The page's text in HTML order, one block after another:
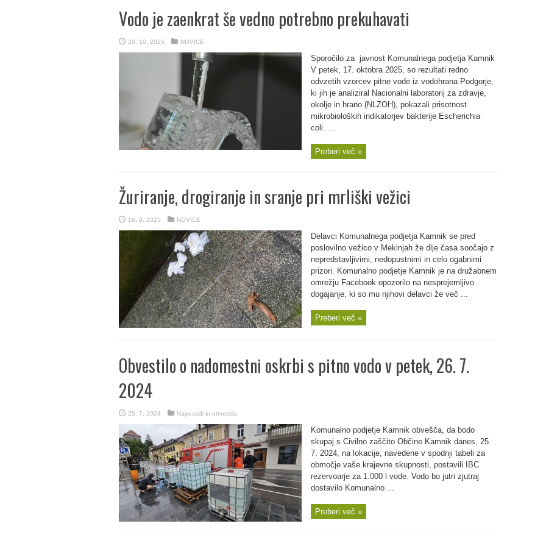
Vodo je zaenkrat še vedno potrebno prekuhavati
20. 10. 2025 NOVICE
Sporočilo za javnost Komunalnega podjetja Kamnik
V petek, 17. oktobra 2025, so rezultati redno
odvzetih vzorcev pitne vode iz vodohrana Podgorje,
ki jih je analiziral Nacionalni laboratorij za zdravje,
okolje in hrano (NLZOH), pokazali prisotnost
mikrobioloških indikatorjev bakterije Escherichia
coli. ...
Preberi več »
Žuriranje, drogiranje in sranje pri mrliški vežici
16. 9. 2025 NOVICE
Delavci Komunalnega podjetja Kamnik se pred
poslovilno vežico v Mekinjah že dlje časa soočajo z
nepredstavljivimi, nedopustnimi in celo ogabnimi
prizori. Komunalno podjetje Kamnik je na družabnem
omrežju Facebook opozorilo na nesprejemljivo
dogajanje, ki so mu njihovi delavci že več ...
Preberi več »
Obvestilo o nadomestni oskrbi s pitno vodo v petek, 26. 7.
2024
25. 7. 2024 Napovedi in obvestila
Komunalno podjetje Kamnik obvešča, da bodo
skupaj s Civilno zaščito Občine Kamnik danes, 25.
7. 2024, na lokacije, navedene v spodnji tabeli za
območje vaše krajevne skupnosti, postavili IBC
rezervoarje za 1.000 l vode. Vodo bo jutri zjutraj
dostavilo Komunalno ...
Preberi več »